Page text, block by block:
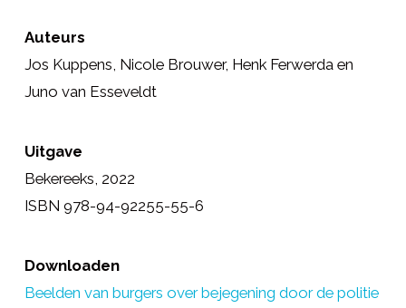
Auteurs
Jos Kuppens, Nicole Brouwer, Henk Ferwerda en
Juno van Esseveldt
Uitgave
Bekereeks, 2022
ISBN 978-94-92255-55-6
Downloaden
Beelden van burgers over bejegening door de politie